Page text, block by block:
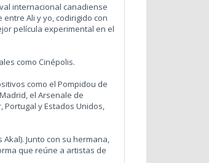
internacional canadiense
Ali y yo, codirigido con
película experimental en el
como Cinépolis.
como el Pompidou de
el Arsenale de
y Estados Unidos,
Junto con su hermana,
que reúne a artistas de